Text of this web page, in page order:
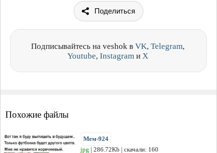
Поделиться
Подписывайтесь на veshok в VK, Telegram,
Youtube, Instagram и X
Похожие файлы
Мем-924
jpg | 286.72Kb | скачали: 160